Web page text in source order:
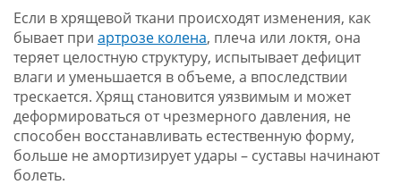
Если в хрящевой ткани происходят изменения, как
бывает при артрозе колена, плеча или локтя, она
теряет целостную структуру, испытывает дефицит
влаги и уменьшается в объеме, а впоследствии
трескается. Хрящ становится уязвимым и может
деформироваться от чрезмерного давления, не
способен восстанавливать естественную форму,
больше не амортизирует удары – суставы начинают
болеть.